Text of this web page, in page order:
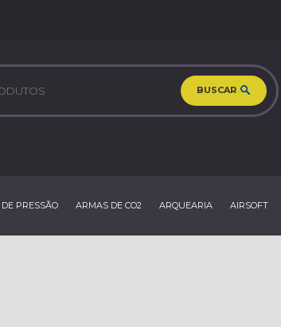
BUSCAR
PRESSÃO ARMAS DE CO2 ARQUEARIA AIRSOFT